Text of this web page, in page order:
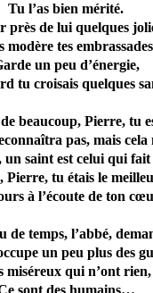
Tu l’as bien mérité.
près de lui quelques
modère tes
un peu d’énergie,
tu croisais quelques
beaucoup, Pierre, tu
pas, mais
un saint est celui qui fait
Pierre, tu étais le
à l’écoute de ton
de temps, l’abbé,
un peu plus des
miséreux qui n’ont rien,